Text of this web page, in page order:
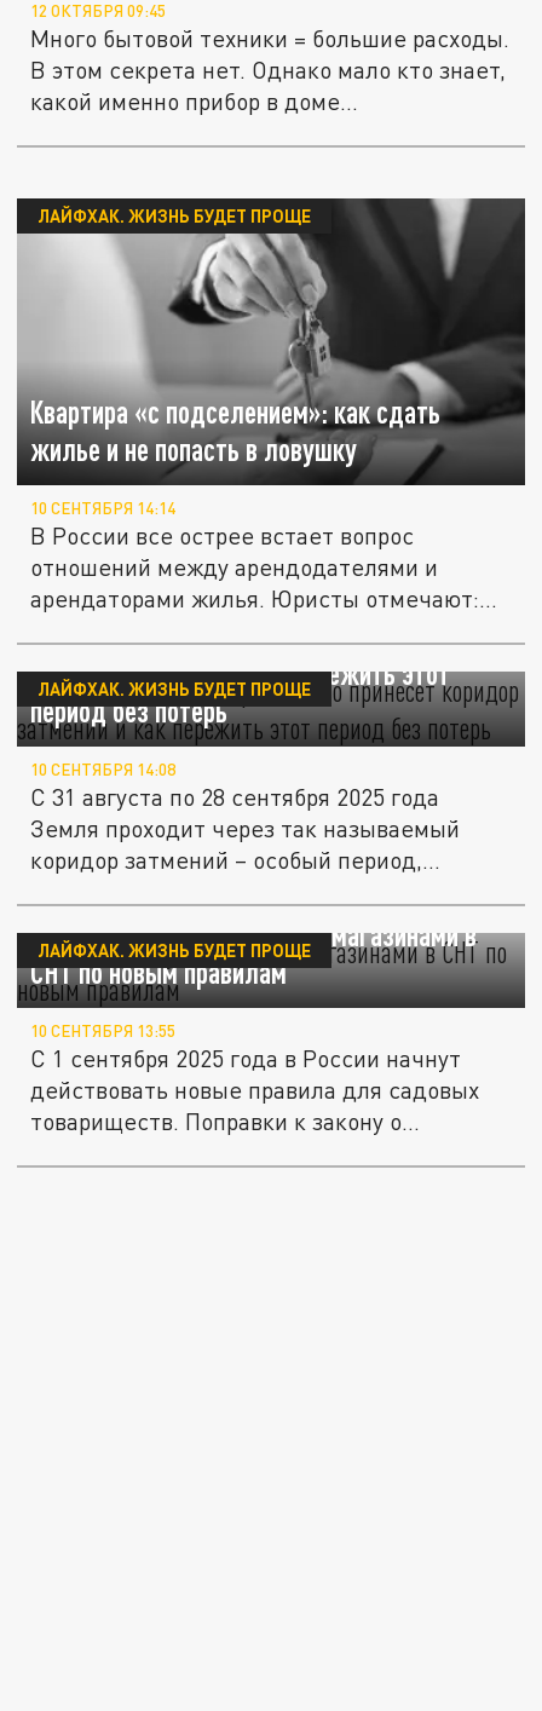
12 ОКТЯБРЯ 09:45
Много бытовой техники = большие расходы.
В этом секрета нет. Однако мало кто знает,
какой именно прибор в доме...
Квартира «с подселением»: как сдать
жилье и не попасть в ловушку
ЛАЙФХАК. ЖИЗНЬ БУДЕТ ПРОЩЕ
10 СЕНТЯБРЯ 14:14
В России все острее встает вопрос
отношений между арендодателями и
арендаторами жилья. Юристы отмечают:
Опасный сентябрь перемен: что принесет
коридор затмений и как пережить этот
период без потерь
ЛАЙФХАК. ЖИЗНЬ БУДЕТ ПРОЩЕ
10 СЕНТЯБРЯ 14:08
С 31 августа по 28 сентября 2025 года
Земля проходит через так называемый
коридор затмений – особый период,...
СНТ по-новому: что будет с магазинами в
СНТ по новым правилам
ЛАЙФХАК. ЖИЗНЬ БУДЕТ ПРОЩЕ
10 СЕНТЯБРЯ 13:55
С 1 сентября 2025 года в России начнут
действовать новые правила для садовых
товариществ. Поправки к закону о...